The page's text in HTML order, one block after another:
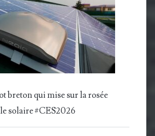
breton qui mise sur la rosée
solaire #CES2026